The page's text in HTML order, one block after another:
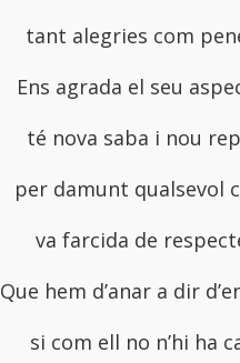
tant alegries com
Ens agrada el seu
té nova saba i nou
per damunt qualsevol
va farcida de
Que hem d’anar a dir
si com ell no n’hi ha